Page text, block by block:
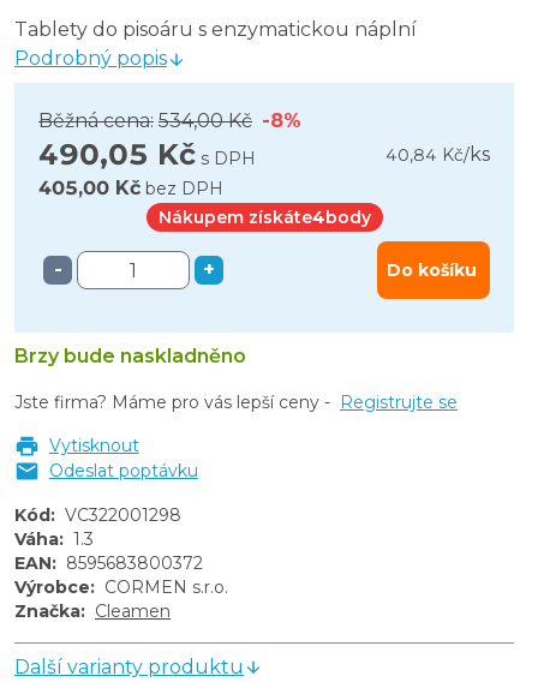
Tablety do pisoáru s enzymatickou náplní
Podrobný popis
Běžná cena: 534,00 Kč -8%
490,05 Kč s DPH 40,84 Kč/ks
405,00 Kč bez DPH
Nákupem získáte4body
- + Do košíku
Brzy bude naskladněno
Jste firma? Máme pro vás lepší ceny - Registrujte se
Vytisknout
Odeslat poptávku
Kód: VC322001298
Váha: 1.3
EAN: 8595683800372
Výrobce: CORMEN s.r.o.
Značka: Cleamen
Další varianty produktu